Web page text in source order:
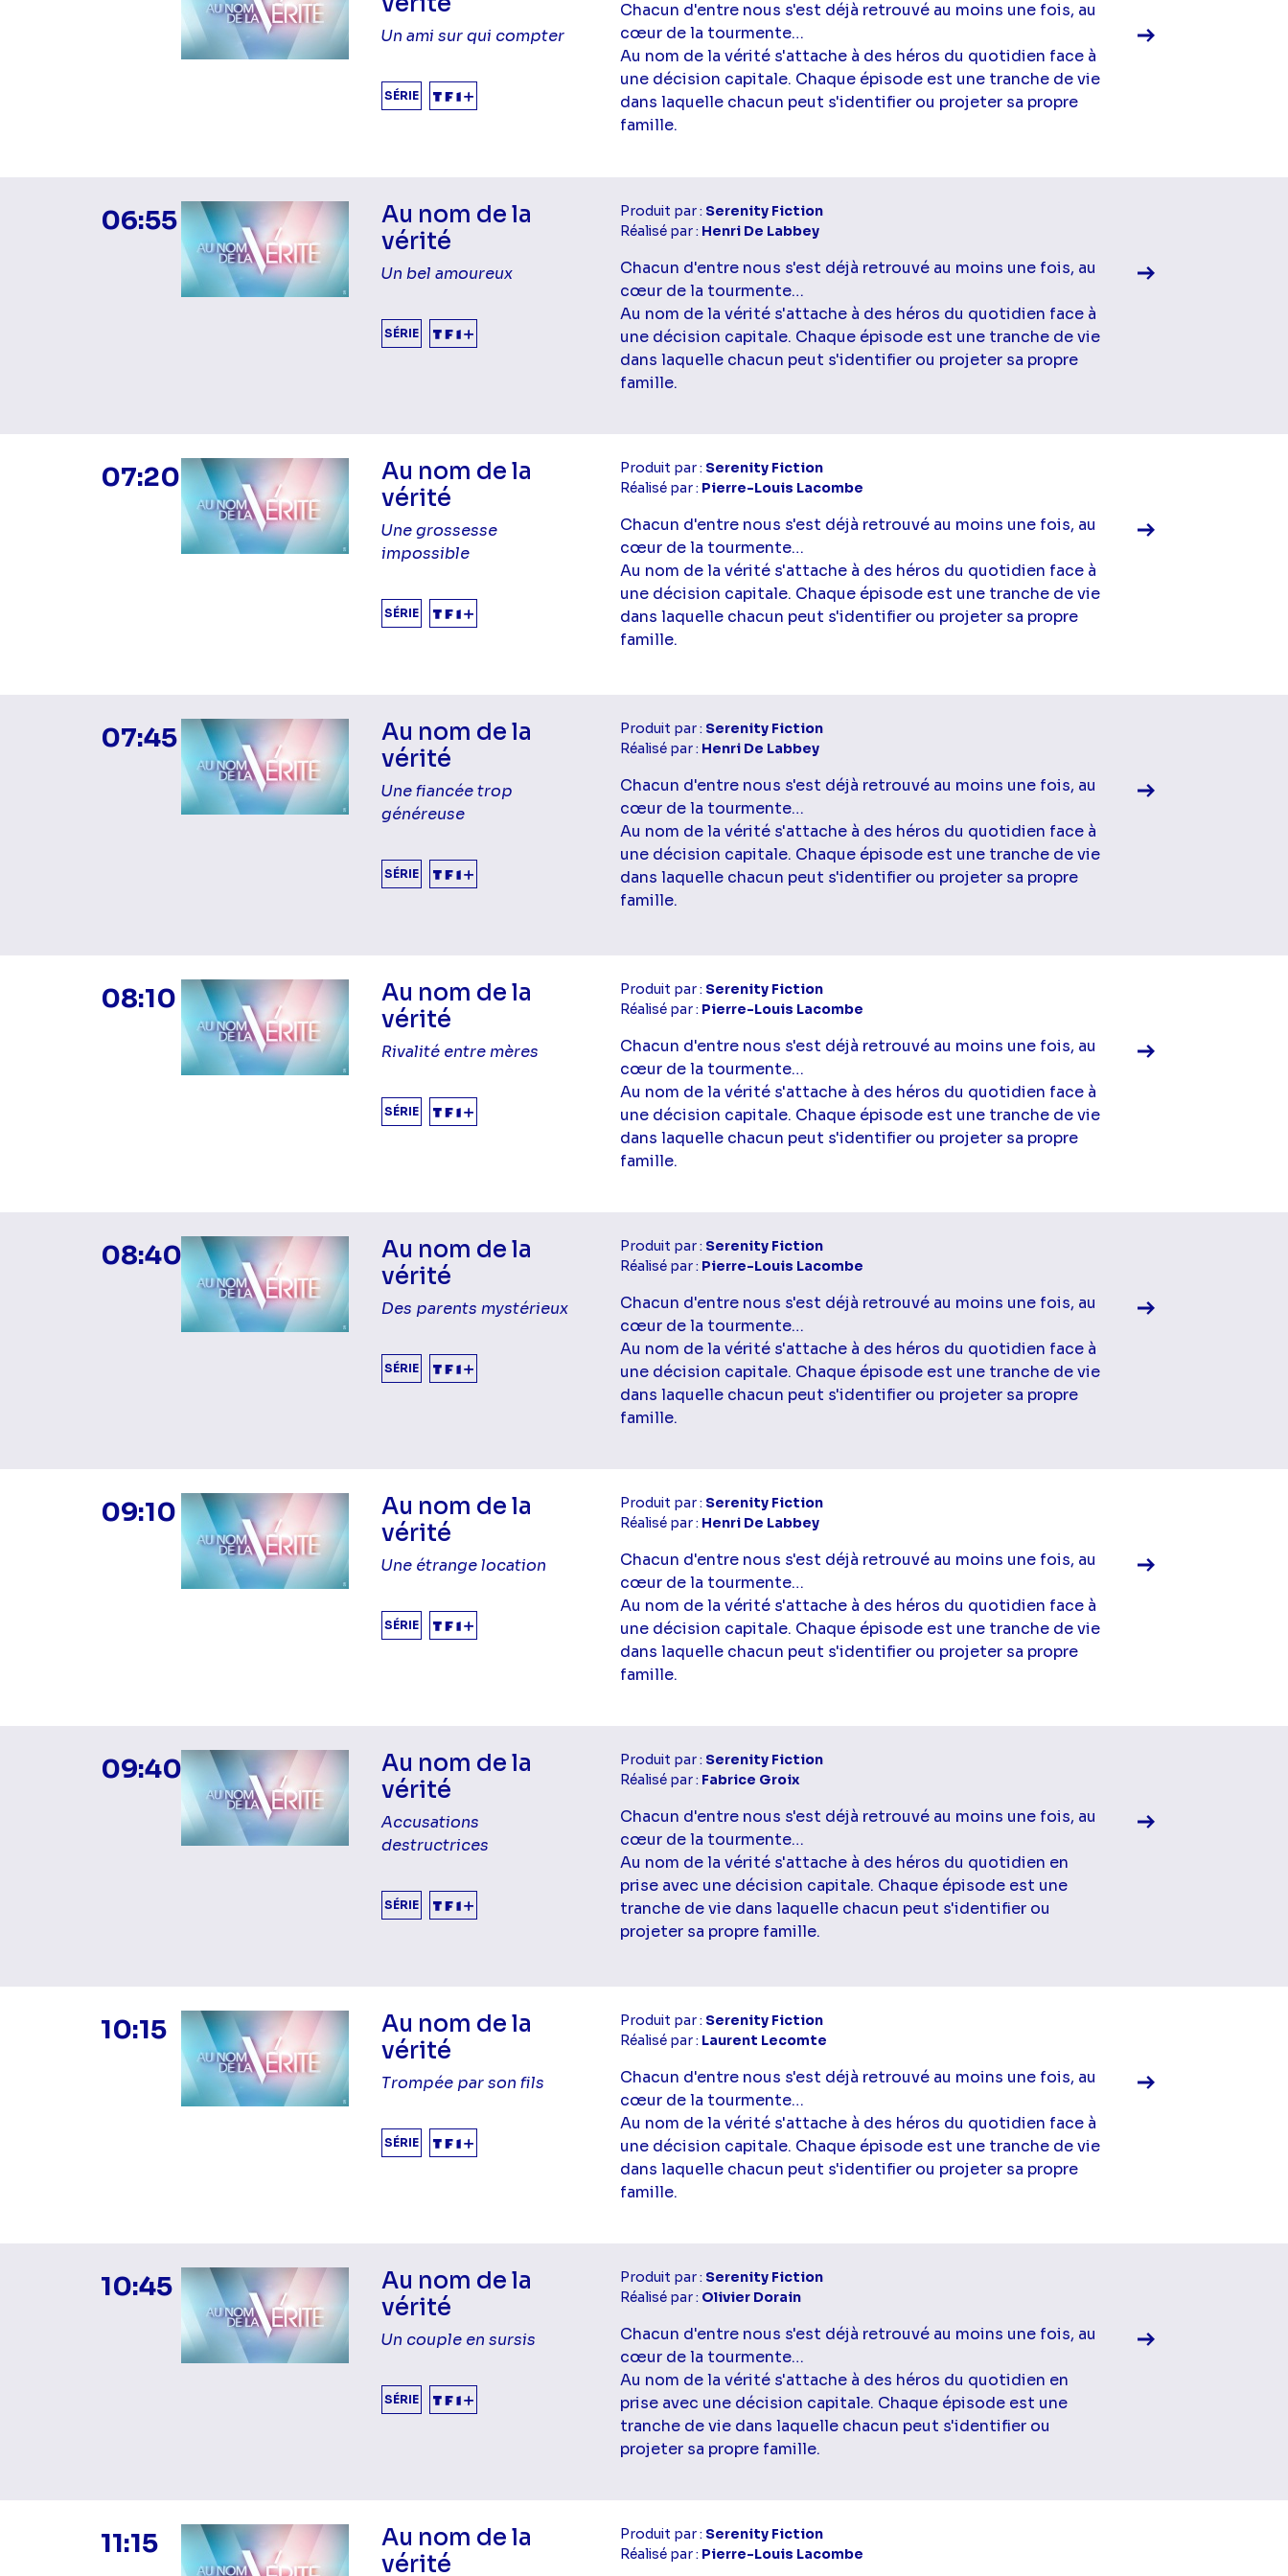
Un ami sur qui compter
SÉRIE
Chacun d'entre nous s'est déjà retrouvé au moins une fois, au
cœur de la tourmente…
Au nom de la vérité s'attache à des héros du quotidien face à
une décision capitale. Chaque épisode est une tranche de vie
dans laquelle chacun peut s'identifier ou projeter sa propre
famille.
06:55
Au nom de la
vérité
Un bel amoureux
SÉRIE
Produit par : Serenity Fiction
Réalisé par : Henri De Labbey
Chacun d'entre nous s'est déjà retrouvé au moins une fois, au
cœur de la tourmente…
Au nom de la vérité s'attache à des héros du quotidien face à
une décision capitale. Chaque épisode est une tranche de vie
dans laquelle chacun peut s'identifier ou projeter sa propre
famille.
07:20
Au nom de la
vérité
Une grossesse
impossible
SÉRIE
Produit par : Serenity Fiction
Réalisé par : Pierre-Louis Lacombe
Chacun d'entre nous s'est déjà retrouvé au moins une fois, au
cœur de la tourmente…
Au nom de la vérité s'attache à des héros du quotidien face à
une décision capitale. Chaque épisode est une tranche de vie
dans laquelle chacun peut s'identifier ou projeter sa propre
famille.
07:45
Au nom de la
vérité
Une fiancée trop
généreuse
SÉRIE
Produit par : Serenity Fiction
Réalisé par : Henri De Labbey
Chacun d'entre nous s'est déjà retrouvé au moins une fois, au
cœur de la tourmente…
Au nom de la vérité s'attache à des héros du quotidien face à
une décision capitale. Chaque épisode est une tranche de vie
dans laquelle chacun peut s'identifier ou projeter sa propre
famille.
08:10
Au nom de la
vérité
Rivalité entre mères
SÉRIE
Produit par : Serenity Fiction
Réalisé par : Pierre-Louis Lacombe
Chacun d'entre nous s'est déjà retrouvé au moins une fois, au
cœur de la tourmente…
Au nom de la vérité s'attache à des héros du quotidien face à
une décision capitale. Chaque épisode est une tranche de vie
dans laquelle chacun peut s'identifier ou projeter sa propre
famille.
08:40
Au nom de la
vérité
Des parents mystérieux
SÉRIE
Produit par : Serenity Fiction
Réalisé par : Pierre-Louis Lacombe
Chacun d'entre nous s'est déjà retrouvé au moins une fois, au
cœur de la tourmente…
Au nom de la vérité s'attache à des héros du quotidien face à
une décision capitale. Chaque épisode est une tranche de vie
dans laquelle chacun peut s'identifier ou projeter sa propre
famille.
09:10
Au nom de la
vérité
Une étrange location
SÉRIE
Produit par : Serenity Fiction
Réalisé par : Henri De Labbey
Chacun d'entre nous s'est déjà retrouvé au moins une fois, au
cœur de la tourmente…
Au nom de la vérité s'attache à des héros du quotidien face à
une décision capitale. Chaque épisode est une tranche de vie
dans laquelle chacun peut s'identifier ou projeter sa propre
famille.
09:40
Au nom de la
vérité
Accusations
destructrices
SÉRIE
Produit par : Serenity Fiction
Réalisé par : Fabrice Groix
Chacun d'entre nous s'est déjà retrouvé au moins une fois, au
cœur de la tourmente…
Au nom de la vérité s'attache à des héros du quotidien en
prise avec une décision capitale. Chaque épisode est une
tranche de vie dans laquelle chacun peut s'identifier ou
projeter sa propre famille.
10:15
Au nom de la
vérité
Trompée par son fils
SÉRIE
Produit par : Serenity Fiction
Réalisé par : Laurent Lecomte
Chacun d'entre nous s'est déjà retrouvé au moins une fois, au
cœur de la tourmente…
Au nom de la vérité s'attache à des héros du quotidien face à
une décision capitale. Chaque épisode est une tranche de vie
dans laquelle chacun peut s'identifier ou projeter sa propre
famille.
10:45
Au nom de la
vérité
Un couple en sursis
SÉRIE
Produit par : Serenity Fiction
Réalisé par : Olivier Dorain
Chacun d'entre nous s'est déjà retrouvé au moins une fois, au
cœur de la tourmente…
Au nom de la vérité s'attache à des héros du quotidien en
prise avec une décision capitale. Chaque épisode est une
tranche de vie dans laquelle chacun peut s'identifier ou
projeter sa propre famille.
11:15
Au nom de la
vérité
Produit par : Serenity Fiction
Réalisé par : Pierre-Louis Lacombe